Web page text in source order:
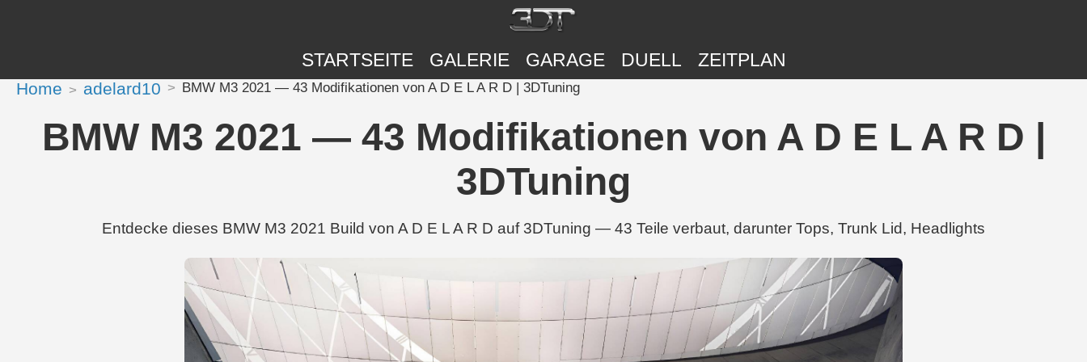
STARTSEITE GALERIE GARAGE DUELL ZEITPLAN
Home adelard10 BMW M3 2021 — 43 Modifikationen von A D E L A R D | 3DTuning
BMW M3 2021 — 43 Modifikationen von A D E L A R D |
3DTuning
Entdecke dieses BMW M3 2021 Build von A D E L A R D auf 3DTuning — 43 Teile verbaut, darunter Tops, Trunk Lid, Headlights